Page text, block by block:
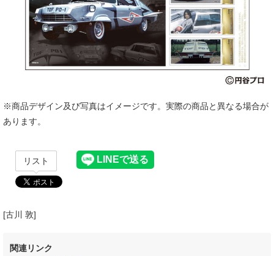
※商品デザイン及び写真はイメージです。実際の商品と異なる場合が
あります。
リスト
[古川 敦]
関連リンク